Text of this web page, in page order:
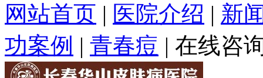
网站首页 | 医院介绍 | 新
功案例 | 青春痘 | 在线咨